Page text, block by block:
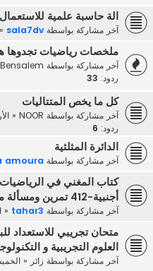
الة حاسبة علمية للاستعمال
آخر مشاركة بواسطة sala7dv
«
ملخصات رياضيات تجدوها
آخر مشاركة بواسطة Bensalem
ردود: 33
كل ما يخص المتتاليات
آخر مشاركة بواسطة NOOR
«
ردود: 6
الدائرة المثلثية
آخر مشاركة بواسطة amoura
كتاب المغني في
أجنبية-412 تمرين ومسألة محلولة
آخر مشاركة بواسطة tahar3
«
متحان تجريبي للاستعداد
العلوم التجريبية و
آخر مشاركة بواسطة زائر« الخميس 29 نوفمبر